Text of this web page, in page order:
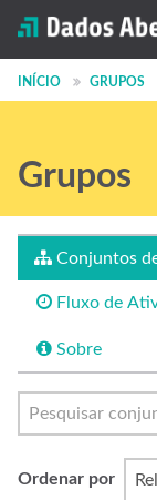
Conjuntos de
Grupos
INÍCIO GRUPOS
Grupos
Conjuntos
Fluxo de
Sobre
Ordenar por